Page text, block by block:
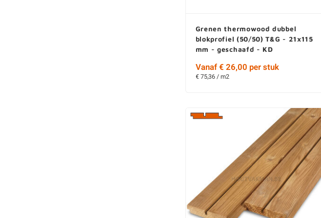
Grenen thermowood dubbel
blokprofiel (50/50) T&G - 21x115
mm - geschaafd - KD
Vanaf € 26,00 per stuk
€ 75,36 / m2